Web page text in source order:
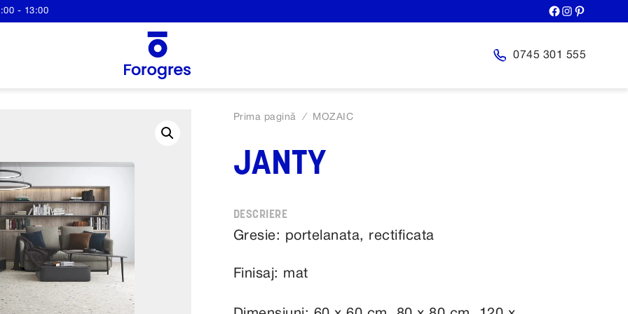
- 13:00
0745 301 555
Prima pagină / MOZAIC
JANTY
Gresie: portelanata, rectificata
Finisaj: mat